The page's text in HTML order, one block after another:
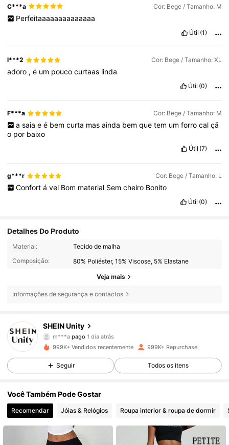
C***a Cor: Bege / Tamanho: M
Perfeitaaaaaaaaaaaaaa
Útil (1)
l***2 Cor: Bege / Tamanho: XL
adoro ,é um poucocurtaas linda
Útil (0)
F***a Cor: Bege / Tamanho: M
a saia e é bem curta mas ainda bem que tem um forro cal çã
o por baixo
Útil (7)
g***r Cor: Bege / Tamanho: L
Confort á vel Bom material Sem cheiro Bonito
Útil (0)
Detalhes Do Produto
Material:
Tecido de malha
Composição:
80% Poliéster, 15% Viscose, 5% Elastane
Veja mais
Informações de segurança e contactos
SHEIN Unity
4,81
546K Seguidores
m***a pago 1 dia atrás
4,81 546K Seguidores
4,81 546K Seguidores
546K Seguidores
999K+ Vendidos recentemente 999K+ Repurchase
Seguir Todos os itens
Você Também Pode Gostar
Recomendar Jóias & Relógios Roupa interior & roupa de dormir